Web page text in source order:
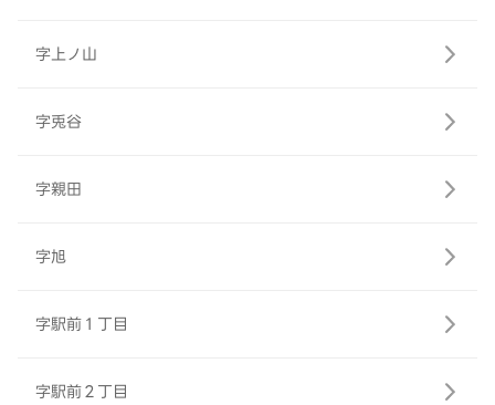
字上ノ山
字兎谷
字親田
字旭
字駅前１丁目
字駅前２丁目